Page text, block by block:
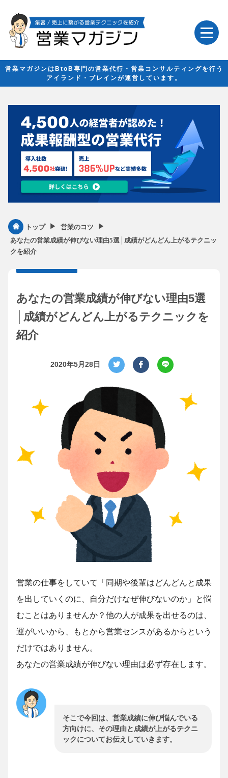
営業マガジンはBtoB専門の営業代行・営業コンサルティングを行う
アイランド・ブレインが運営しています。
トップ ▶︎ 営業のコツ ▶︎
あなたの営業成績が伸びない理由5選│成績がどんどん上がるテクニッ
クを紹介
あなたの営業成績が伸びない理由5選
│成績がどんどん上がるテクニックを
紹介
2020年5月28日
営業の仕事をしていて「同期や後輩はどんどんと成果
を出していくのに、自分だけなぜ伸びないのか」と悩
むことはありませんか？他の人が成果を出せるのは、
運がいいから、もとから営業センスがあるからという
だけではありません。
あなたの営業成績が伸びない理由は必ず存在します。
そこで今回は、営業成績に伸び悩んでいる
方向けに、その理由と成績が上がるテクニ
ックについてお伝えしていきます。